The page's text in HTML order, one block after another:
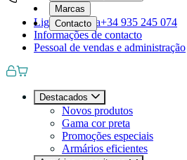
Marcas
Contacto
Ligue-nos para+34 935 245 074
Informações de contacto
Pessoal de vendas e administração
Destacados
Novos produtos
Gama cor preta
Promoções especiais
Armários eficientes